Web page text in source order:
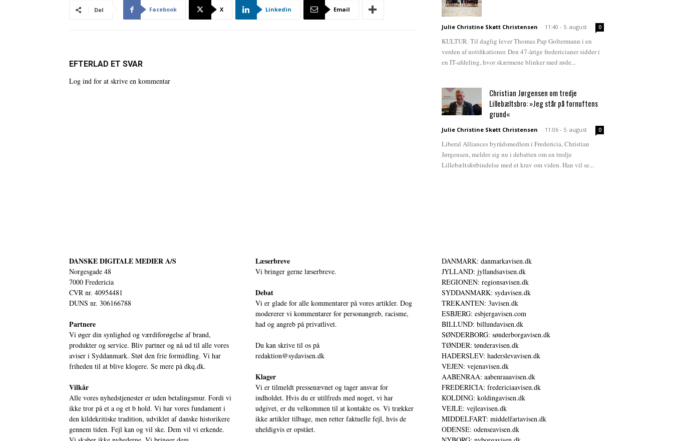
Del Facebook X Linkedin Email
EFTERLAD ET SVAR
Log ind for at skrive en kommentar
Julie Christine Skøtt Christensen - 11:40 - 5. august 0
KULTUR. Til daglig lever Thomas Pap Goltermann i en
verden af notifikationer. Den 47-årige fredericianer sidder i
en IT-afdeling, hvor skærmene blinker med røde...
Christian Jørgensen om tredje
Lillebæltsbro: »Jeg står på fornuftens
grund«
Julie Christine Skøtt Christensen - 11:06 - 5. august 0
Liberal Alliances byrådsmedlem i Fredericia, Christian
Jørgensen, melder sig nu i debatten om en tredje
Lillebæltsforbindelse med et krav om viden. Han vil se...
DANSKE DIGITALE MEDIER A/S
Norgesgade 48
7000 Fredericia
CVR nr. 40954481
DUNS nr. 306166788
Partnere
Vi øger din synlighed og værdiforøgelse af brand,
produkter og service. Bliv partner og nå ud til alle vores
aviser i Syddanmark. Støt den frie formidling. Vi har
friheden til at blive klogere. Se mere på dkq.dk.
Vilkår
Alle vores nyhedstjenester er uden betalingsmur. Fordi vi
ikke tror på et a og et b hold. Vi har vores fundament i
den kildekritiske tradition, udviklet af danske historikere
gennem tiden. Fejl kan og vil ske. Dem vil vi erkende.
Læserbreve
Vi bringer gerne læserbreve.
Debat
Vi er glade for alle kommentarer på vores artikler. Dog
modererer vi kommentarer for personangreb, racisme,
had og angreb på privatlivet.
Du kan skrive til os på
redaktion@sydavisen.dk
Klager
Vi er tilmeldt pressenævnet og tager ansvar for
indholdet. Hvis du er utilfreds med noget, vi har
udgivet, er du velkommen til at kontakte os. Vi trækker
ikke artikler tilbage, men retter faktuelle fejl, hvis de
uheldigvis er opstået.
DANMARK: danmarkavisen.dk
JYLLAND: jyllandsavisen.dk
REGIONEN: regionsavisen.dk
SYDDANMARK: sydavisen.dk
TREKANTEN: 3avisen.dk
ESBJERG: esbjergavisen.com
BILLUND: billundavisen.dk
SØNDERBORG: sønderborgavisen.dk
TØNDER: tønderavisen.dk
HADERSLEV: haderslevavisen.dk
VEJEN: vejenavisen.dk
AABENRAA: aabenraaavisen.dk
FREDERICIA: fredericiaavisen.dk
KOLDING: koldingavisen.dk
VEJLE: vejleavisen.dk
MIDDELFART: middelfartavisen.dk
ODENSE: odenseavisen.dk